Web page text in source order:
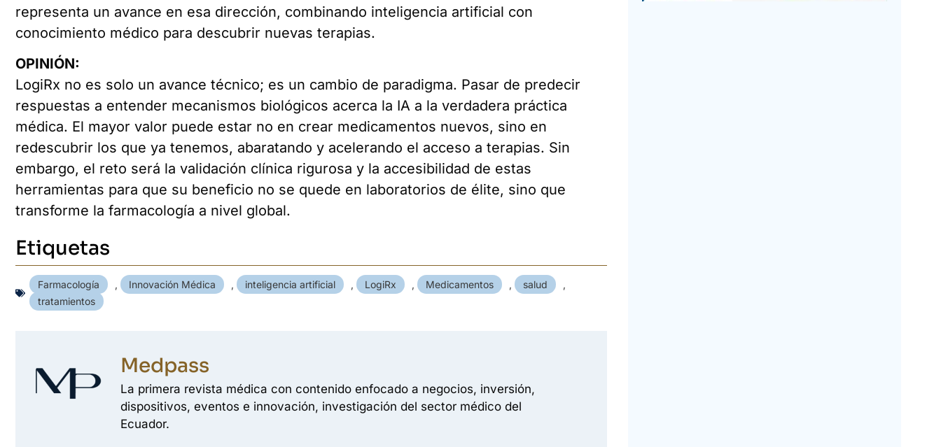
representa un avance en esa dirección, combinando inteligencia artificial con
conocimiento médico para descubrir nuevas terapias.
OPINIÓN:
LogiRx no es solo un avance técnico; es un cambio de paradigma. Pasar de predecir
respuestas a entender mecanismos biológicos acerca la IA a la verdadera práctica
médica. El mayor valor puede estar no en crear medicamentos nuevos, sino en
redescubrir los que ya tenemos, abaratando y acelerando el acceso a terapias. Sin
embargo, el reto será la validación clínica rigurosa y la accesibilidad de estas
herramientas para que su beneficio no se quede en laboratorios de élite, sino que
transforme la farmacología a nivel global.
Etiquetas
Farmacología , Innovación Médica , inteligencia artificial , LogiRx , Medicamentos , salud
,
tratamientos
Medpass
La primera revista médica con contenido enfocado a negocios, inversión,
dispositivos, eventos e innovación, investigación del sector médico del
Ecuador.